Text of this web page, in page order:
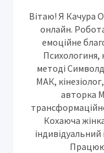
Вітаю! Я Качура
онлайн.
емоційне
Психологиня,
методі
МАК,
авторка
Кохаюча
Працюю